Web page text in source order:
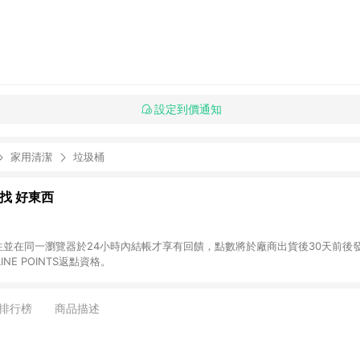
設定到價通知
家用清潔 垃圾桶
好東西
在同一瀏覽器於24小時內結帳才享有回饋，點數將於廠商出貨後30天前後發送。
POINTS返點資格。
行榜 商品描述